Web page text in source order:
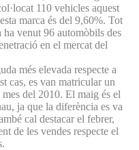
110 vehicles aquest
marca és del 9,60%. Tot
ha venut 96 automòbils des
en el mercat del
més elevada respecte a
cas, es van matricular un
del 2010. El maig és el
ja que la diferència es va
cal destacar el febrer,
de les vendes respecte el